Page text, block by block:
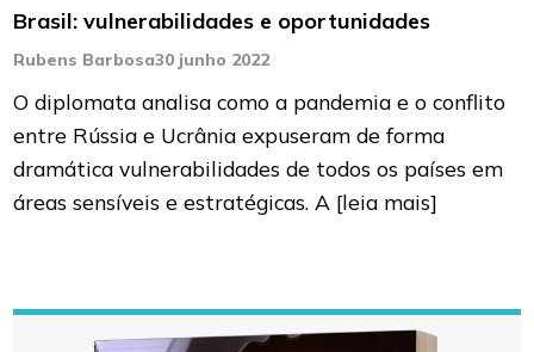
Brasil: vulnerabilidades e oportunidades
Rubens Barbosa30 junho 2022
O diplomata analisa como a pandemia e o conflito
entre Rússia e Ucrânia expuseram de forma
dramática vulnerabilidades de todos os países em
áreas sensíveis e estratégicas. A [leia mais]